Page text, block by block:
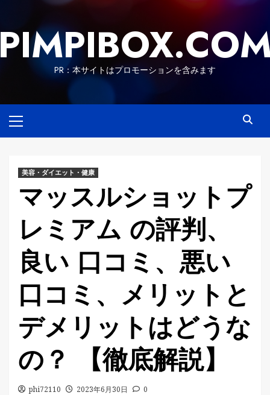
content
PR：本サイトはプロモーションを含みます
Menu
美容・ダイエット・健康
マッスルショットプ
レミアム の評判、
良い 口コミ、悪い
口コミ、メリットと
デメリットはどうな
の？ 【徹底解説】
phi72110 2023年6月30日 0